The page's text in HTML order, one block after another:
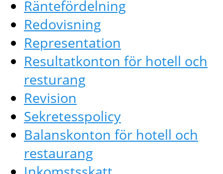
Räntefördelning
Redovisning
Representation
Resultatkonton för hotell och
resturang
Revision
Sekretesspolicy
Balanskonton för hotell och
restaurang